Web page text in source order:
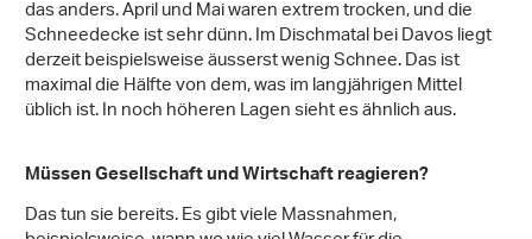
das anders. April und Mai waren extrem trocken, und die
Schneedecke ist sehr dünn. Im Dischmatal bei Davos liegt
derzeit beispielsweise äusserst wenig Schnee. Das ist
maximal die Hälfte von dem, was im langjährigen Mittel
üblich ist. In noch höheren Lagen sieht es ähnlich aus.
Müssen Gesellschaft und Wirtschaft reagieren?
Das tun sie bereits. Es gibt viele Massnahmen,